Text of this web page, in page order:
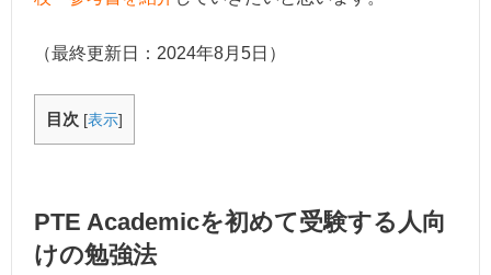
（最終更新日： 2024年8月5日 ）
目次 [表示]
PTE Academicを初めて受験する人向
けの勉強法